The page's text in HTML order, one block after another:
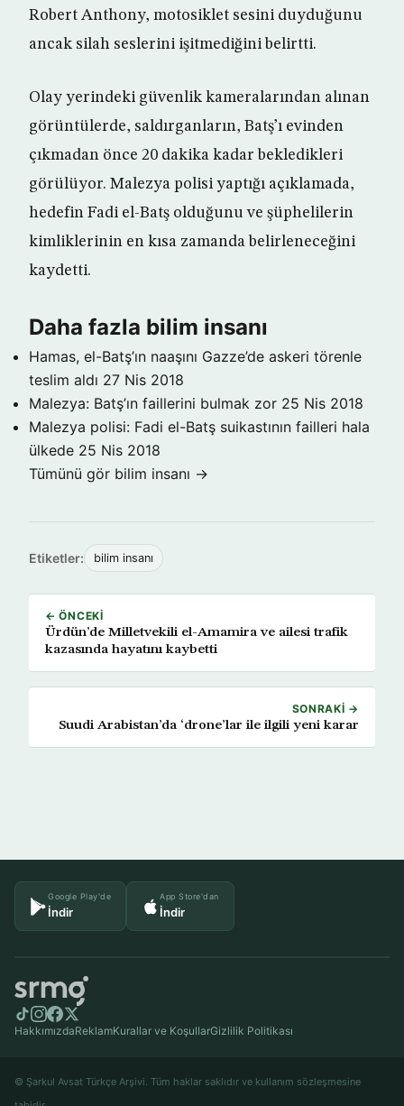
Robert Anthony, motosiklet sesini duyduğunu
ancak silah seslerini işitmediğini belirtti.
Olay yerindeki güvenlik kameralarından alınan
görüntülerde, saldırganların, Batş’ı evinden
çıkmadan önce 20 dakika kadar bekledikleri
görülüyor. Malezya polisi yaptığı açıklamada,
hedefin Fadi el-Batş olduğunu ve şüphelilerin
kimliklerinin en kısa zamanda belirleneceğini
kaydetti.
Daha fazla bilim insanı
Hamas, el-Batş’ın naaşını Gazze’de askeri törenle
teslim aldı 27 Nis 2018
Malezya: Batş’ın faillerini bulmak zor 25 Nis 2018
Malezya polisi: Fadi el-Batş suikastının failleri hala
ülkede 25 Nis 2018
Tümünü gör bilim insanı →
Etiketler: bilim insanı
← ÖNCEKI
Ürdün’de Milletvekili el-Amamira ve ailesi trafik
kazasında hayatını kaybetti
SONRAKI →
Suudi Arabistan’da ‘drone’lar ile ilgili yeni karar
Google Play'de
İndir
App Store'dan
İndir
HakkımızdaReklamKurallar ve KoşullarGizlilik Politikası
© Şarkul Avsat Türkçe Arşivi. Tüm haklar saklıdır ve kullanım sözleşmesine